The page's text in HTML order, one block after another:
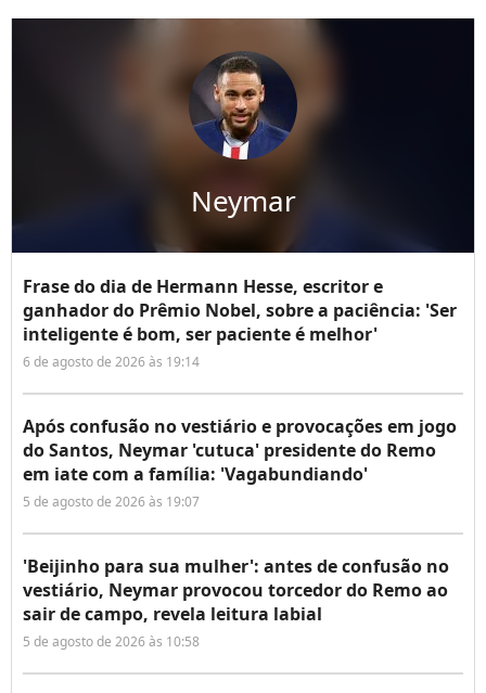
Neymar
Frase do dia de Hermann Hesse, escritor e
ganhador do Prêmio Nobel, sobre a paciência: 'Ser
inteligente é bom, ser paciente é melhor'
6 de agosto de 2026 às 19:14
Após confusão no vestiário e provocações em jogo
do Santos, Neymar 'cutuca' presidente do Remo
em iate com a família: 'Vagabundiando'
5 de agosto de 2026 às 19:07
'Beijinho para sua mulher': antes de confusão no
vestiário, Neymar provocou torcedor do Remo ao
sair de campo, revela leitura labial
5 de agosto de 2026 às 10:58